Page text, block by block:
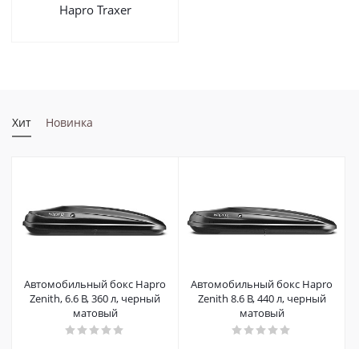
Hapro Traxer
Хит Новинка
Автомобильный бокс Hapro
Zenith, 6.6 B, 360 л, черный
матовый
Автомобильный бокс Hapro
Zenith 8.6 B, 440 л, черный
матовый